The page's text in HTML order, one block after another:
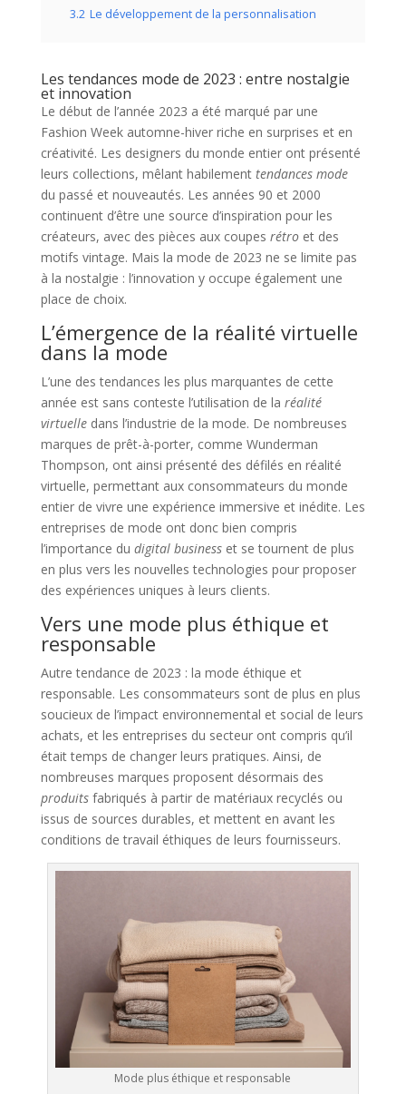
3.2 Le développement de la personnalisation
Les tendances mode de 2023 : entre nostalgie
et innovation
Le début de l’année 2023 a été marqué par une
Fashion Week automne-hiver riche en surprises et en
créativité. Les designers du monde entier ont présenté
leurs collections, mêlant habilement tendances mode
du passé et nouveautés. Les années 90 et 2000
continuent d’être une source d’inspiration pour les
créateurs, avec des pièces aux coupes rétroet des
motifs vintage. Mais la mode de 2023 ne se limite pas
à la nostalgie : l’innovation y occupe également une
place de choix.
L’émergence de la réalité virtuelle
dans la mode
L’une des tendances les plus marquantes de cette
année est sans conteste l’utilisation de la réalité
virtuelledans l’industrie de la mode. De nombreuses
marques de prêt-à-porter, comme Wunderman
Thompson, ont ainsi présenté des défilés en réalité
virtuelle, permettant aux consommateurs du monde
entier de vivre une expérience immersive et inédite. Les
entreprises de mode ont donc bien compris
l’importance du digital businesset se tournent de plus
en plus vers les nouvelles technologies pour proposer
des expériences uniques à leurs clients.
Vers une mode plus éthique et
responsable
Autre tendance de 2023 : la mode éthique et
responsable. Les consommateurs sont de plus en plus
soucieux de l’impact environnemental et social de leurs
achats, et les entreprises du secteur ont compris qu’il
était temps de changer leurs pratiques. Ainsi, de
nombreuses marques proposent désormais des
produitsfabriqués à partir de matériaux recyclés ou
issus de sources durables, et mettent en avant les
conditions de travail éthiques de leurs fournisseurs.
Mode plus éthique et responsable